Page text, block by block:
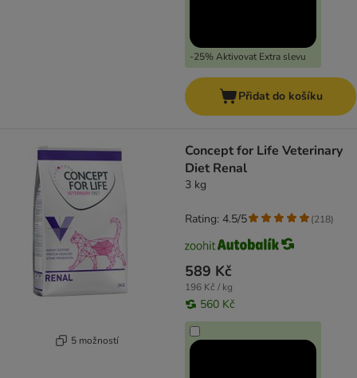
-25% Aktivovat Extra slevu
Přidat do košíku
5 možností
Concept for Life Veterinary
Diet Renal
3 kg
589 Kč
196 Kč / kg
560 Kč
Rating: 4.5/5 (218)